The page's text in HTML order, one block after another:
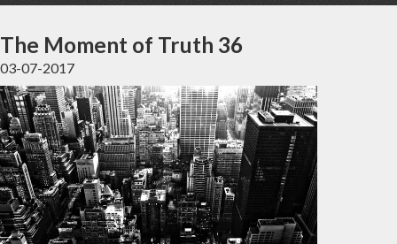
The Moment of Truth 36
03-07-2017